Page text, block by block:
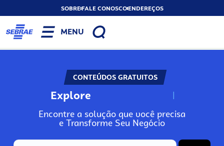
SOBREFALE CONOSCOENDEREÇOS
MENU
CONTEÚDOS GRATUITOS
Explore N
Encontre a solução que você precisa
e Transforme Seu Negócio